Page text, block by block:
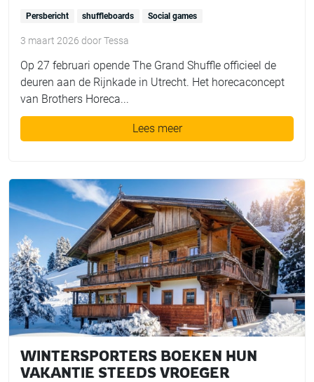
Persbericht shuffleboards Social games
3 maart 2026 doorTessa
Op 27 februari opende The Grand Shuffle officieel de
deuren aan de Rijnkade in Utrecht. Het horecaconcept
van Brothers Horeca...
Lees meer
WINTERSPORTERS BOEKEN HUN
VAKANTIE STEEDS VROEGER